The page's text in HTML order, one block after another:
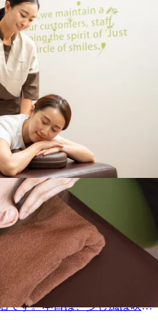
て、冷たい物の食べ過ぎには
山台店では笑顔で皆様をお待
☆。★。☆。★。☆。★。
き情報】本日はナカダ・ヤ
おります。11：30からご案内
予約お待ちしております。※
ますのでご注意くださ
★。☆。★。☆。★。☆。★。
＆骨盤ストレッチ』をとり
リラク系ボディケア♪マッサ
身体リフレッシュ
町線＃尾山台＃整体・マッサ
・腰痛＃骨盤ストレッチ＃ス
PayPay
ざいました☆明日のご
とうございました。明日は11
のご来店を心よりお待ちして
＆骨盤ストレッチ』をとり入
ラク系ボディケア♪ ＃東急大
ージファンにも大人気 ＃肩
ストレッチ ＃世田谷＃二子
☆Re.Ra.Ku尾山台店
です。今日からお盆休みの連
しもあってとてもいいお天気
くださいね☆Re.Ra.Ku尾山台
ています！ ★。☆。★。☆。
★．．．【本日の空き情
サ・キンジョウが出勤してお
るお時間がございます！ご
予約状況はその都度変化致し
．．★。☆。★。☆。★。☆。
『肩甲骨ストレッチ＆骨
体ファンからも人気のリラク
うボディケアで、お身体リ
ざいました☆明日のご
とうございました。明日は１
皆様のご来店を心よりお待ち
ッチ＆骨盤ストレッチ』をと
のリラク系ボディケア♪ ＃東
ッサージファンにも大人
ッチ ＃ストレッチ ＃世田谷
☆Re.Ra.Ku尾山台店
です。本日は、少し風は吹い